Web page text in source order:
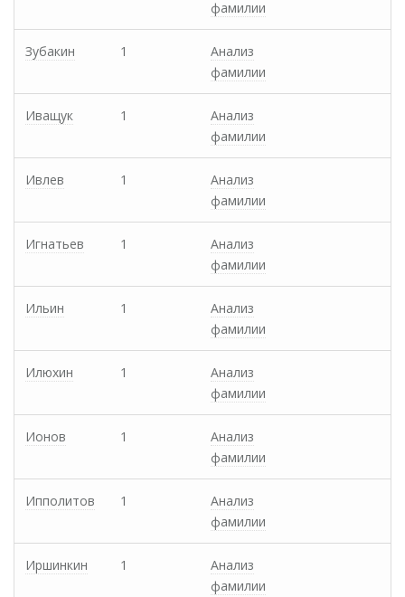
фамилии
Зубакин 1
Анализ
фамилии
Иващук 1
Анализ
фамилии
Ивлев 1
Анализ
фамилии
Игнатьев 1
Анализ
фамилии
Ильин 1
Анализ
фамилии
Илюхин 1
Анализ
фамилии
Ионов 1
Анализ
фамилии
Ипполитов 1
Анализ
фамилии
Иршинкин 1
Анализ
фамилии